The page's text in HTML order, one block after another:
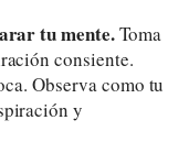
tu mente.Toma
consiente.
Observa como tu
y